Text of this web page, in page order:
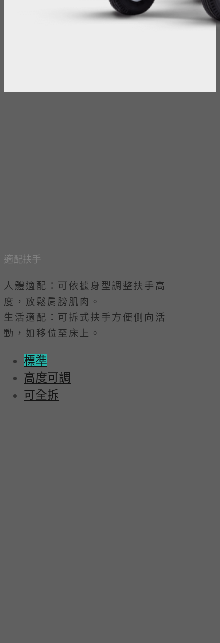
適配扶手
人體適配：可依據身型調整扶手高
度，放鬆肩膀肌肉。
生活適配：可拆式扶手方便側向活
動，如移位至床上。
標準
高度可調
可全拆